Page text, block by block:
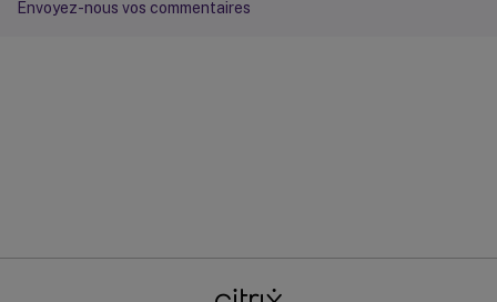
Envoyez-nous vos commentaires